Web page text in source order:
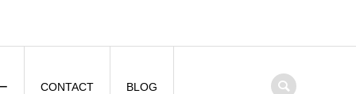
CONTACT BLOG